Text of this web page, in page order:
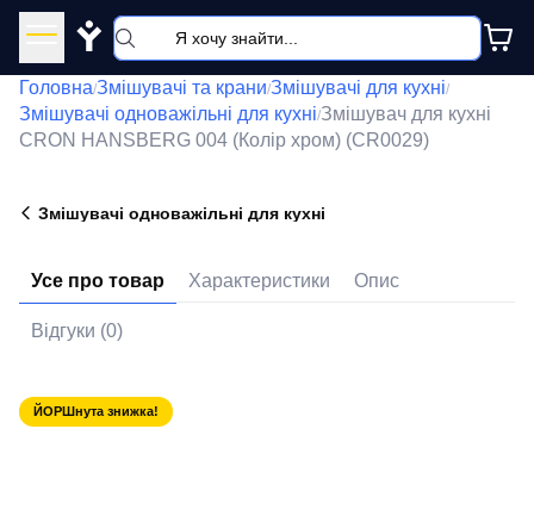
Y
Головна/Змішувачі та крани/Змішувачі для кухні/
Змішувачі одноважільні для кухні/Змішувач для кухні
CRON HANSBERG 004 (Колір хром) (CR0029)
Змішувачі одноважільні для кухні
Усе про товар Характеристики Опис
Відгуки (0)
ЙОРШнута знижка!